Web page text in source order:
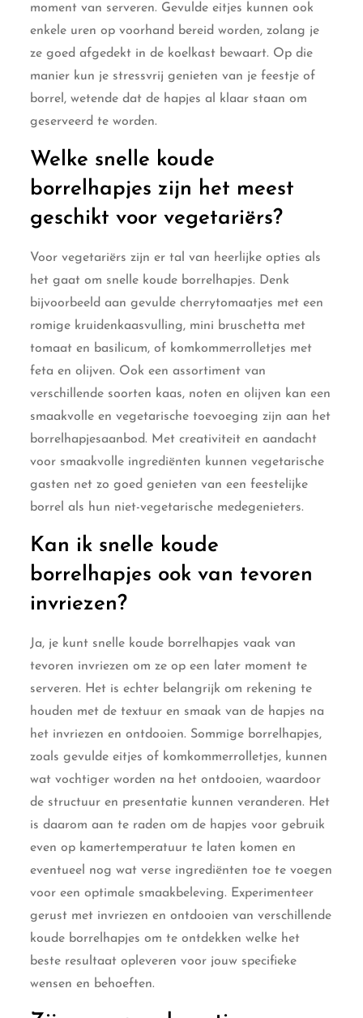
moment van serveren. Gevulde eitjes kunnen ook
enkele uren op voorhand bereid worden, zolang je
ze goed afgedekt in de koelkast bewaart. Op die
manier kun je stressvrij genieten van je feestje of
borrel, wetende dat de hapjes al klaar staan om
geserveerd te worden.
Welke snelle koude
borrelhapjes zijn het meest
geschikt voor vegetariërs?
Voor vegetariërs zijn er tal van heerlijke opties als
het gaat om snelle koude borrelhapjes. Denk
bijvoorbeeld aan gevulde cherrytomaatjes met een
romige kruidenkaasvulling, mini bruschetta met
tomaat en basilicum, of komkommerrolletjes met
feta en olijven. Ook een assortiment van
verschillende soorten kaas, noten en olijven kan een
smaakvolle en vegetarische toevoeging zijn aan het
borrelhapjesaanbod. Met creativiteit en aandacht
voor smaakvolle ingrediënten kunnen vegetarische
gasten net zo goed genieten van een feestelijke
borrel als hun niet-vegetarische medegenieters.
Kan ik snelle koude
borrelhapjes ook van tevoren
invriezen?
Ja, je kunt snelle koude borrelhapjes vaak van
tevoren invriezen om ze op een later moment te
serveren. Het is echter belangrijk om rekening te
houden met de textuur en smaak van de hapjes na
het invriezen en ontdooien. Sommige borrelhapjes,
zoals gevulde eitjes of komkommerrolletjes, kunnen
wat vochtiger worden na het ontdooien, waardoor
de structuur en presentatie kunnen veranderen. Het
is daarom aan te raden om de hapjes voor gebruik
even op kamertemperatuur te laten komen en
eventueel nog wat verse ingrediënten toe te voegen
voor een optimale smaakbeleving. Experimenteer
gerust met invriezen en ontdooien van verschillende
koude borrelhapjes om te ontdekken welke het
beste resultaat opleveren voor jouw specifieke
wensen en behoeften.